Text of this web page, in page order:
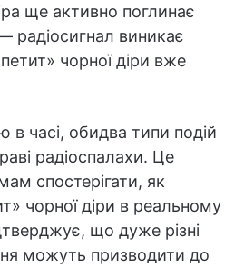
ще активно поглинає
радіосигнал виникає
чорної діри вже
в часі, обидва типи подій
радіоспалахи. Це
спостерігати, як
чорної діри в реальному
що дуже різні
можуть призводити до